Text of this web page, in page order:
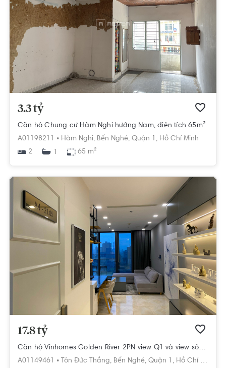
3.3 tỷ
Căn hộ Chung cư Hàm Nghi hướng Nam, diện tích 65m²
A01198211 • Hàm Nghi, Bến Nghé, Quận 1, Hồ Chí Minh
2
65 m²
17.8 tỷ
Căn hộ Vinhomes Golden River 2PN view Q1 và view sông, diện tích 90m²
A01149461 •
Tôn Đức Thắng, Bến Nghé, Quận 1, Hồ Chí Minh